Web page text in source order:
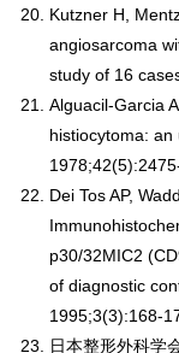
Kutzner H,
angiosarcoma
study of 16
Alguacil-Garcia
histiocytoma: an
Dei Tos AP,
p30/32MIC2
of diagnostic
1995;3(3):168-
日本整形外科学